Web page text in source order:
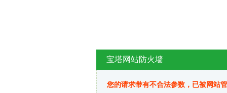
宝塔网站防火墙
您的请求带有不合法参数，已被网站